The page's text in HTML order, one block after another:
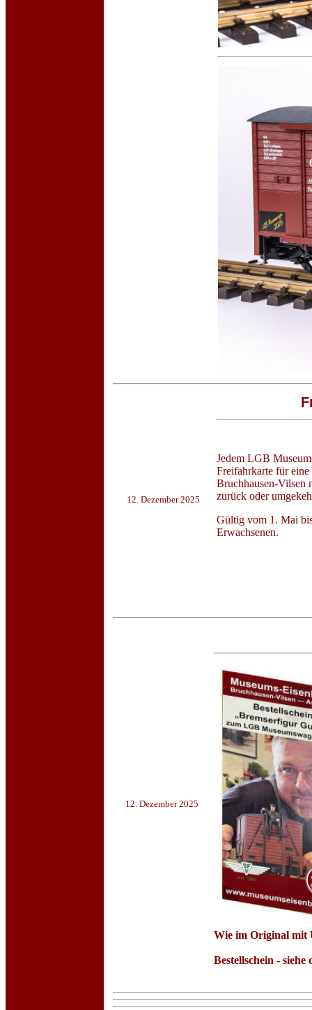
12. Dezember 2025
Jedem LGB
Freifahrkarte für
Bruchhausen-Vilsen
zurück oder
Gültig vom 1. Mai
Erwachsenen.
12. Dezember 2025
Wie im Original mit
Bestellschein -